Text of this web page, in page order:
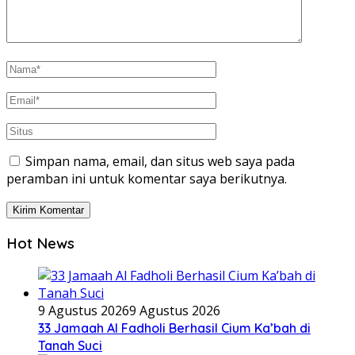
Simpan nama, email, dan situs web saya pada
peramban ini untuk komentar saya berikutnya.
Hot News
9 Agustus 20269 Agustus 2026
33 Jamaah Al Fadholi Berhasil Cium Ka’bah di
Tanah Suci